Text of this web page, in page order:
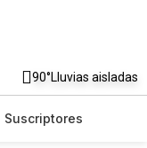
90°Lluvias aisladas
Suscriptores